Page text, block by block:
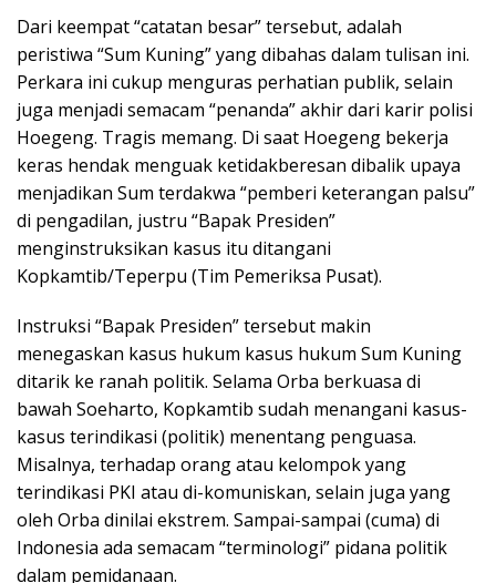
Dari keempat “catatan besar” tersebut, adalah
peristiwa “Sum Kuning” yang dibahas dalam tulisan ini.
Perkara ini cukup menguras perhatian publik, selain
juga menjadi semacam “penanda” akhir dari karir polisi
Hoegeng. Tragis memang. Di saat Hoegeng bekerja
keras hendak menguak ketidakberesan dibalik upaya
menjadikan Sum terdakwa “pemberi keterangan palsu”
di pengadilan, justru “Bapak Presiden”
menginstruksikan kasus itu ditangani
Kopkamtib/Teperpu (Tim Pemeriksa Pusat).
Instruksi “Bapak Presiden” tersebut makin
menegaskan kasus hukum kasus hukum Sum Kuning
ditarik ke ranah politik. Selama Orba berkuasa di
bawah Soeharto, Kopkamtib sudah menangani kasus-
kasus terindikasi (politik) menentang penguasa.
Misalnya, terhadap orang atau kelompok yang
terindikasi PKI atau di-komuniskan, selain juga yang
oleh Orba dinilai ekstrem. Sampai-sampai (cuma) di
Indonesia ada semacam “terminologi” pidana politik
dalam pemidanaan.